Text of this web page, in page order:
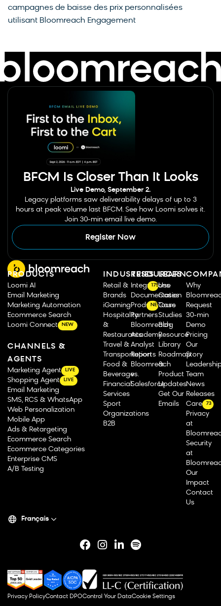
campagnes de baisse des prix personnalisées
utilisant Bloomreach Engagement
BFCM Is Closer Than It Looks
Live Demo, September 2.
Legacy platforms saw deliverability delays of up to 3
hours at peak volume last BFCM. See how Loomi solves it.
Join 30-min email live demo.
Register Now
PRODUCTS
Loomi AI
Email Marketing
Marketing Automation
Ecommerce Search
Loomi Connect
NEW
CHANNELS &
AGENTS
Marketing Agent LIVE
Shopping Agent LIVE
Email Marketing
SMS, RCS & WhatsApp
Web Personalization
Mobile App
Ads & Retargeting
Ecommerce Search
Ecommerce Categories
Enterprise CMS
A/B Testing
INDUSTRIES
Retail &
Brands
iGaming
Hospitality
&
Restaurants
Travel &
Transportation
Food &
Beverage
Financial
Services
Sport
Organizations
B2B
RESOURCES
Integrations
175
Documentation
Product Tours
NEW
Partners
Bloomreach
Academy
Analyst
Reports
Bloomreach
vs.
Salesforce
LEARN
Use
Cases
Case
Studies
Blog
Resource
Library
Roadmap
&
Product
Updates
Get Our
Emails
Why
Request
30-min
Demo
Pricing
Our
Story
Team
News
Releases
Careers
73
Privacy
at
Security
at
Our
Impact
Contact
Us
Français
Privacy PolicyContact DPOControl Your DataCookie Settings